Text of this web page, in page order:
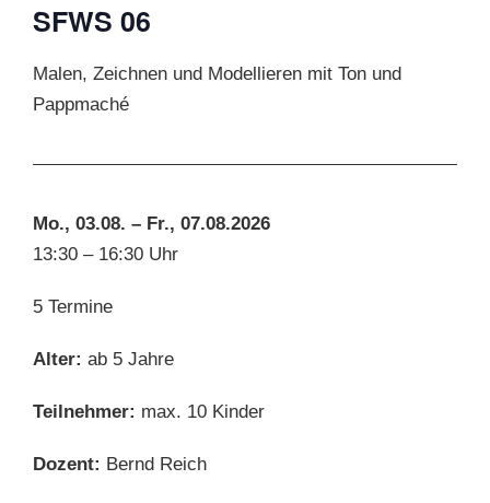
SFWS 06
Malen, Zeichnen und Modellieren mit Ton und
Pappmaché
Mo., 03.08. – Fr., 07.08.2026
13:30 – 16:30 Uhr
5 Termine
Alter: ab 5 Jahre
Teilnehmer: max. 10 Kinder
Dozent: Bernd Reich